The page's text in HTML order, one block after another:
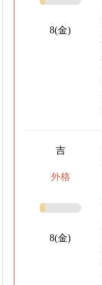
8(金)
吉
外格
8(金)